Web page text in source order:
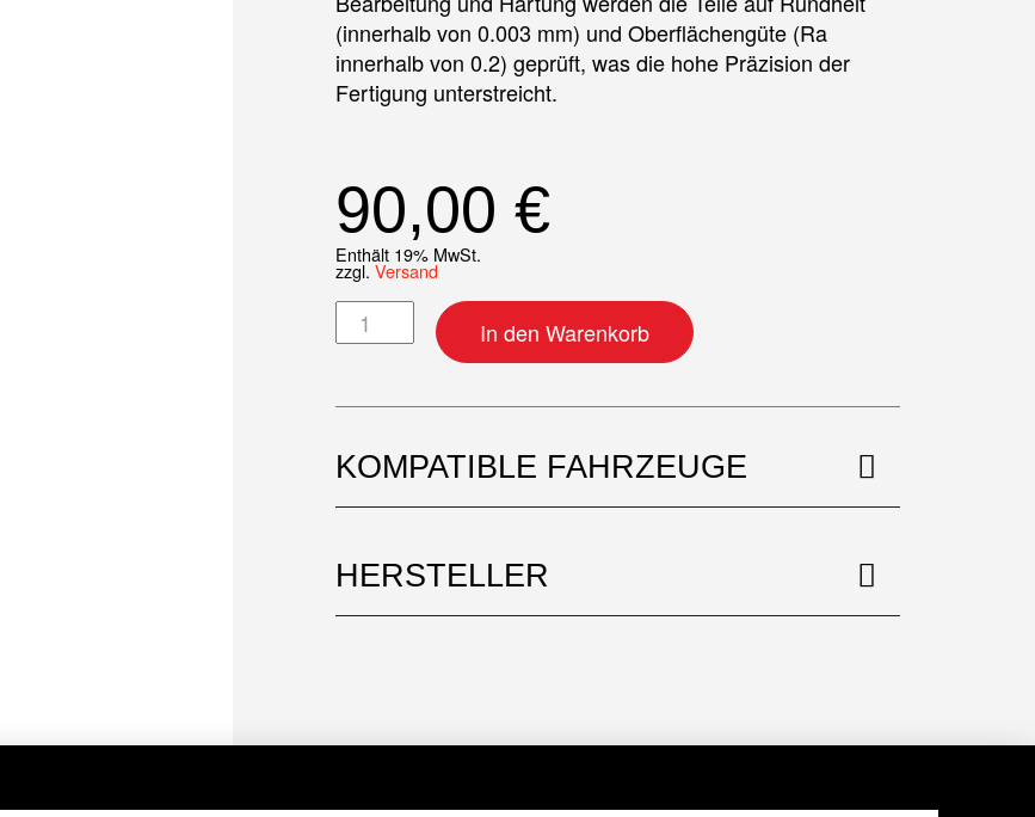
(innerhalb von 0.003 mm) und Oberflächengüte (Ra
innerhalb von 0.2) geprüft, was die hohe Präzision der
Fertigung unterstreicht.
90,00€
Enthält 19% MwSt.
zzgl.Versand
Pleuelkit Menge In den Warenkorb
KOMPATIBLE FAHRZEUGE
HERSTELLER